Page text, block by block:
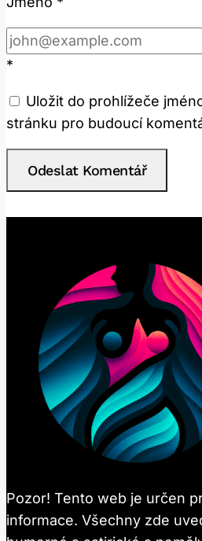
*
Uložit do prohlížeče
stránku pro budoucí
Pozor! Tento web je určen
informace. Všechny zde